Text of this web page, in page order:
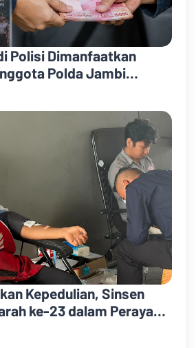
Polisi Dimanfaatkan
Polda Jambi
Bintara dengan Janji
Kepedulian, Sinsen
ke-23 dalam Perayaan